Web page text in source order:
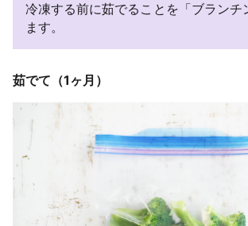
冷凍する前に茹でることを「ブランチ
ます。
茹でて（1ヶ月）